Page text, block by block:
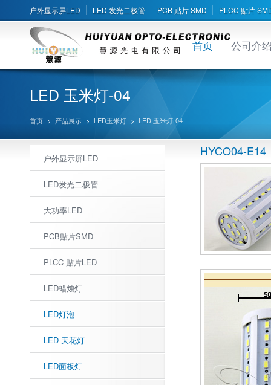
户外显示屏LED LED 发光二极管 PCB 贴片 SMD PLCC 贴片
首页 公司介
LED 玉米灯-04
首页 > 产品展示 > LED玉米灯 > LED 玉米灯-04
户外显示屏LED
LED发光二极管
大功率LED
PCB贴片SMD
PLCC 贴片LED
LED蜡烛灯
LED灯泡
LED 天花灯
LED面板灯
HYCO04-E14